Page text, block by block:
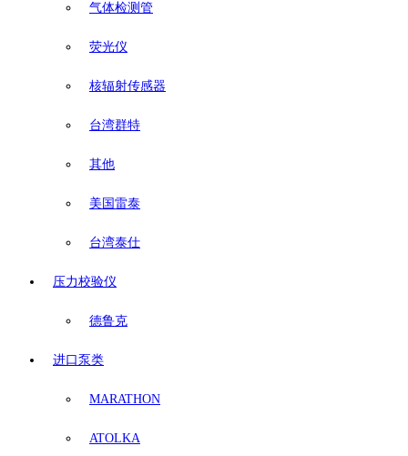
气体检测管
荧光仪
核辐射传感器
台湾群特
其他
美国雷泰
台湾泰仕
压力校验仪
德鲁克
进口泵类
MARATHON
ATOLKA